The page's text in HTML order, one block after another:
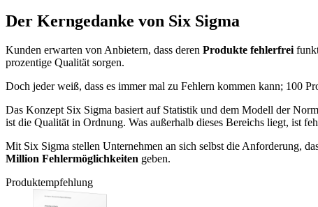
Der Kerngedanke von Six Sigma
Kunden erwarten von Anbietern, dass deren Produkte fehlerfrei
prozentige Qualität sorgen.
Doch jeder weiß, dass es immer mal zu Fehlern kommen kann; 100
Das Konzept Six Sigma basiert auf Statistik und dem Modell der
ist die Qualität in Ordnung. Was außerhalb dieses Bereichs liegt, ist
Mit Six Sigma stellen Unternehmen an sich selbst die Anforderung,
Million Fehlermöglichkeiten geben.
Produktempfehlung